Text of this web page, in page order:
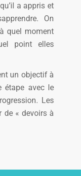
a appris et
On
quel moment
point elles
un objectif à
étape avec le
Les
de « devoirs à